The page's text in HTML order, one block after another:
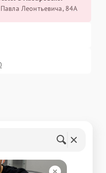
Леонтьевича, 84А